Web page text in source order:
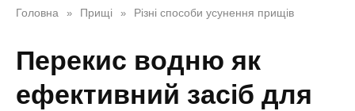
Головна » Прищі » Різні способи усунення прищів
Перекис водню як
ефективний засіб для